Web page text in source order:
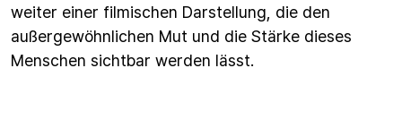
weiter einer filmischen Darstellung, die den
außergewöhnlichen Mut und die Stärke dieses
Menschen sichtbar werden lässt.